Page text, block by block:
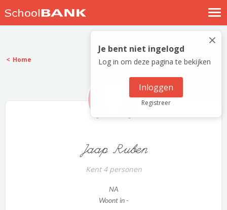
Nostalgische verhalen
Log in
Meld je gratis aan
×
Je bent niet ingelogd
Log in om deze pagina te bekijken
Inloggen
Registreer
Home
Jaap Ruben
Kent 4 personen
NA
Woont in -